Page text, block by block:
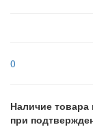
0
Наличие
при